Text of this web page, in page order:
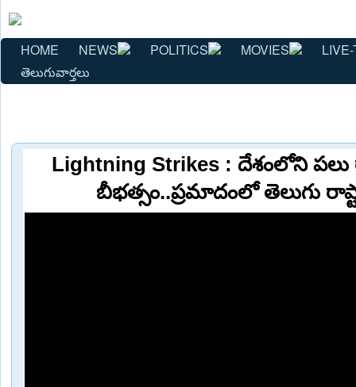
HOME NEWS POLITICS MOVIES
తెలుగువార్తలు
Lightning Strikes : దేశంలోని పలు
బీభత్సం..ప్రమాదంలో తెలుగు